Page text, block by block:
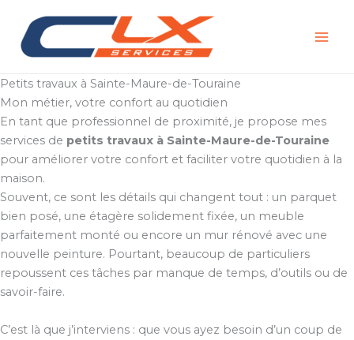
contenu
Petits travaux à Sainte-Maure-de-Touraine
Mon métier, votre confort au quotidien
En tant que professionnel de proximité, je propose mes
services de petits travaux à Sainte-Maure-de-Touraine
pour améliorer votre confort et faciliter votre quotidien à la
maison.
Souvent, ce sont les détails qui changent tout : un parquet
bien posé, une étagère solidement fixée, un meuble
parfaitement monté ou encore un mur rénové avec une
nouvelle peinture. Pourtant, beaucoup de particuliers
repoussent ces tâches par manque de temps, d’outils ou de
savoir-faire.
C’est là que j’interviens : que vous ayez besoin d’un coup de